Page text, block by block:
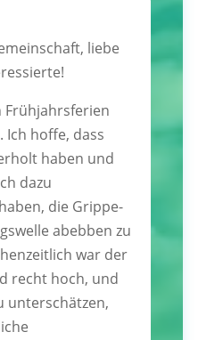
liebe
Frühjahrsferien
Ich hoffe, dass
haben und
dazu
die Grippe-
abebben zu
war der
recht hoch, und
unterschätzen,